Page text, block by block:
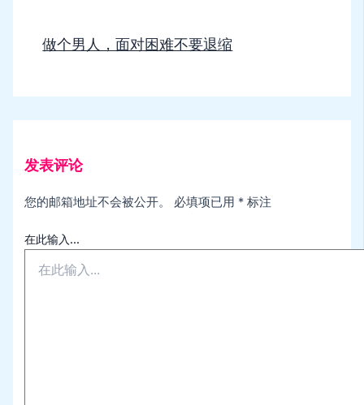
做个男人，面对困难不要退缩
发表评论
您的邮箱地址不会被公开。 必填项已用 * 标注
在此输入...